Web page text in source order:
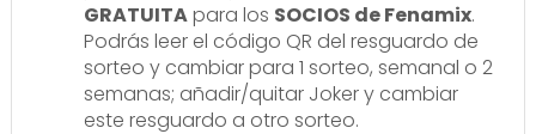
GRATUITApara los SOCIOS de Fenamix.
Podrás leer el código QR del resguardo de
sorteo y cambiar para 1 sorteo, semanal o 2
semanas; añadir/quitar Joker y cambiar
este resguardo a otro sorteo.